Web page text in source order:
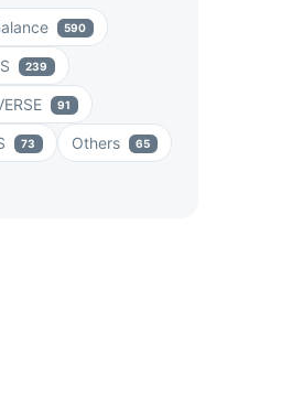
590
239
91
73 Others 65